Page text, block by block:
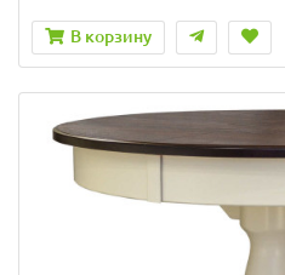
В корзину